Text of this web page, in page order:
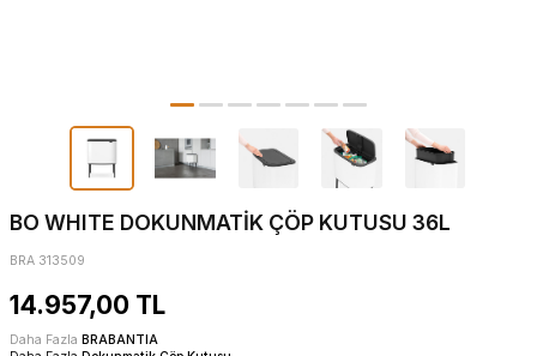
BO WHITE DOKUNMATİK ÇÖP KUTUSU 36L
BRA 313509
14.957,00 TL
Daha Fazla BRABANTIA